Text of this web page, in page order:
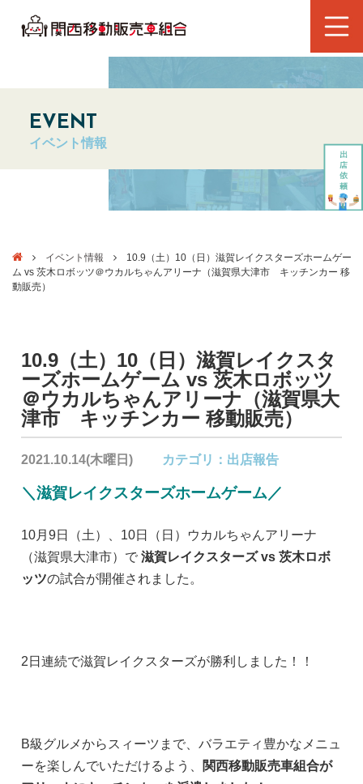
EVENT
イベント情報
イベント情報
10.9（土）10（日）滋賀レイクスターズホームゲー
ム vs 茨木ロボッツ＠ウカルちゃんアリーナ（滋賀県大津市 キッチンカー 移
動販売）
10.9（土）10（日）滋賀レイクスタ
ーズホームゲーム vs 茨木ロボッツ
＠ウカルちゃんアリーナ（滋賀県大
津市 キッチンカー 移動販売）
2021.10.14(木曜日) カテゴリ： 出店報告
＼滋賀レイクスターズホームゲーム／
10月9日（土）、10日（日）ウカルちゃんアリーナ
（滋賀県大津市）で滋賀レイクスターズ vs 茨木ロボ
ッツの試合が開催されました。
2日連続で滋賀レイクスターズが勝利しました！！
B級グルメからスィーツまで、バラエティ豊かなメニュ
ーを楽しんでいただけるよう、
関西移動販売車組合が